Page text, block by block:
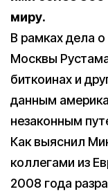
миру.
В рамках дела
Москвы
биткоинах и
данным
незаконным
Как выяснил
коллегами из
2008 года